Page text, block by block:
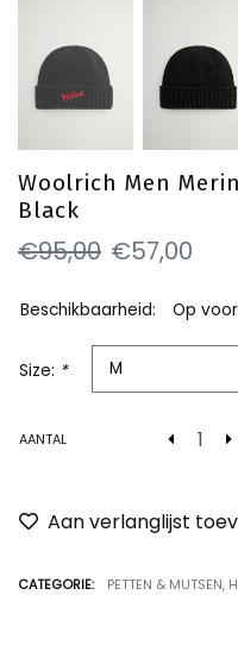
Woolrich Men
Black
€95,00 €57,00
Beschikbaarheid: Op
Size: *
AANTAL
Aan verlanglijst
CATEGORIE: PETTEN & MUTSEN,